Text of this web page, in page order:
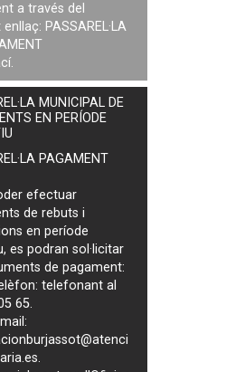
a través del
enllaç: PASSAREL·LA
.
MUNICIPAL DE
EN PERÍODE
PAGAMENT
efectuar
derebuts i
en període
, es podransol·licitar
de pagament:
telefonant al
65.
.